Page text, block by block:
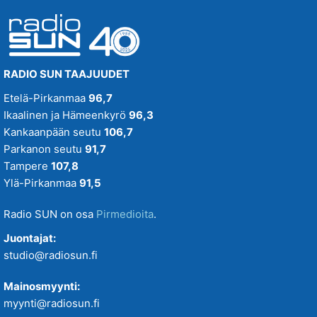
RADIO SUN TAAJUUDET
Etelä-Pirkanmaa 96,7
Ikaalinen ja Hämeenkyrö 96,3
Kankaanpään seutu 106,7
Parkanon seutu 91,7
Tampere 107,8
Ylä-Pirkanmaa 91,5
Radio SUN on osa Pirmedioita.
Juontajat:
studio@radiosun.fi
Mainosmyynti:
myynti@radiosun.fi